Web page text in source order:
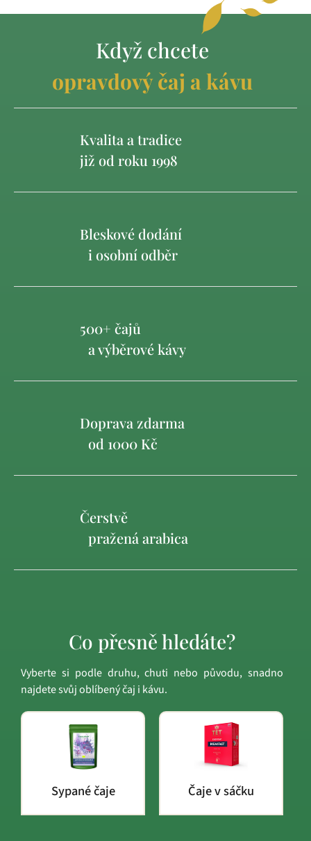
Když chcete
opravdový čaj a kávu
Kvalita a tradice
již od roku 1998
Bleskové dodání
i osobní odběr
500+ čajů
a výběrové kávy
Doprava zdarma
od 1000 Kč
Čerstvě
pražená arabica
Co přesně hledáte?
Vyberte si podle druhu, chuti nebo původu, snadno
najdete svůj oblíbený čaj i kávu.
Sypané čaje Čaje v sáčku